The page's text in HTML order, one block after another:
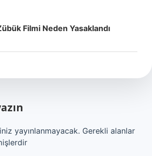
Filmi Neden Yasaklandı
yayınlanmayacak. Gerekli alanlar